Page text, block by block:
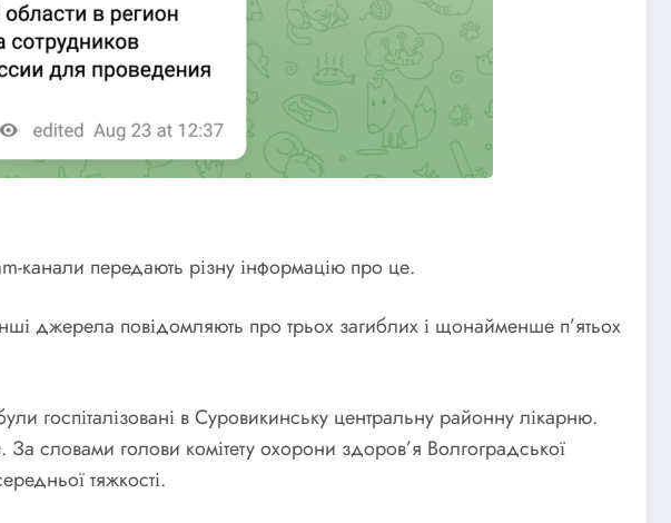
канали передають різну інформацію про це.
джерела повідомляють про трьох загиблих і щонайменше п’ятьох
госпіталізовані в Суровикинську центральну районну лікарню.
. За словами голови комітету охорони здоров’я Волгоградської
тяжкості.